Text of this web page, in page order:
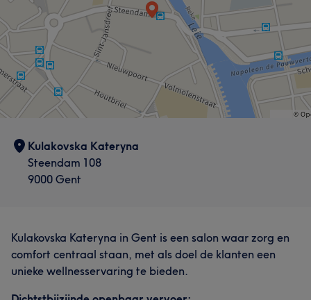
Kulakovska Kateryna
Steendam 108
9000 Gent
Kulakovska Kateryna in Gent is een salon waar zorg en
comfort centraal staan, met als doel de klanten een
unieke wellnesservaring te bieden.